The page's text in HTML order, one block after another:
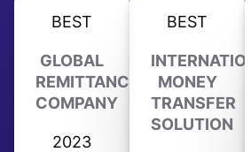
BEST
GLOBAL
REMITTANCE
COMPANY
2023
BEST
MONEY
TRANSFER
SOLUTION